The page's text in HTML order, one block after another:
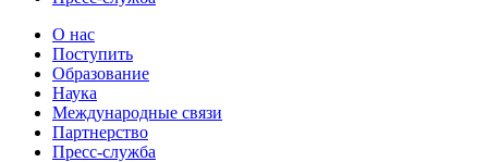
О нас
Поступить
Образование
Наука
Международные связи
Партнерство
Пресс-служба